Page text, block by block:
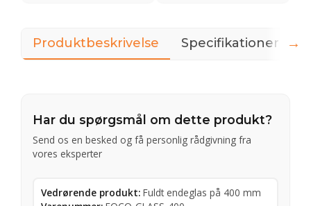
Produktbeskrivelse Specifikationer
Har du spørgsmål om dette produkt?
Send os en besked og få personlig rådgivning fra
vores eksperter
Vedrørende produkt: Fuldt endeglas på 400 mm
→